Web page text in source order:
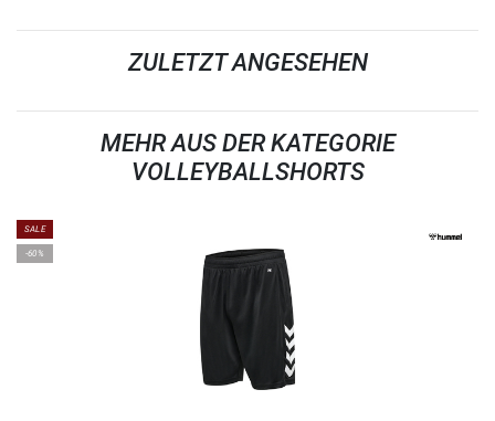
ZULETZT ANGESEHEN
MEHR AUS DER KATEGORIE
VOLLEYBALLSHORTS
SALE
-60%